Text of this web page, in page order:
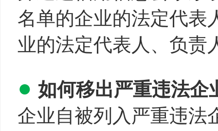
名单的企业的法定代表
业的法定代表人、负责
● 如何移出严重违法
企业自被列入严重违法